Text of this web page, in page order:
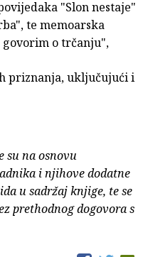
"Slon nestaje"
te memoarska
govorim o trčanju",
priznanja, uključujući i
su na osnovu
i njihove dodatne
u sadržaj knjige, te se
prethodnog dogovora s